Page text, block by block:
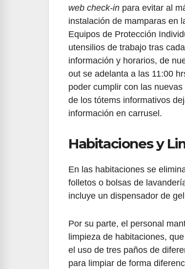
web check-in para evitar al
instalación de mamparas en
Equipos de Protección
utensilios de trabajo tras
información y horarios, de
out se adelanta a las 11:00
poder cumplir con las
de los tótems informativos
información en carrusel.
Habitaciones y
En las habitaciones se
folletos o bolsas de
incluye un dispensador de
Por su parte, el personal
limpieza de habitaciones,
el uso de tres paños de
para limpiar de forma